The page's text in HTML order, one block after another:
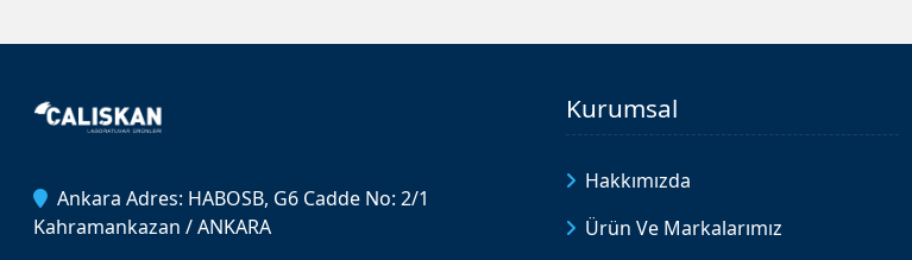
Ankara Adres: HABOSB, G6 Cadde No: 2/1
Kahramankazan / ANKARA
Kurumsal
Hakkımızda
Ürün Ve Markalarımız